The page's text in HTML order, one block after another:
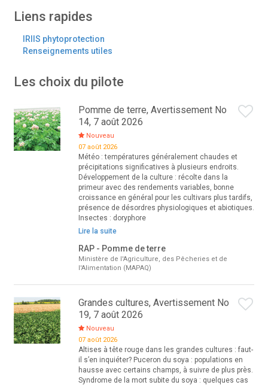
Liens rapides
IRIIS phytoprotection
Renseignements utiles
Les choix du pilote
Pomme de terre, Avertissement No
14, 7 août 2026
Nouveau
07 août 2026
Météo : températures généralement chaudes et
précipitations significatives à plusieurs endroits.
Développement de la culture : récolte dans la
primeur avec des rendements variables, bonne
croissance en général pour les cultivars plus tardifs,
présence de désordres physiologiques et abiotiques.
Insectes : doryphore
Lire la suite
RAP - Pomme de terre
Ministère de l'Agriculture, des Pêcheries et de
l'Alimentation (MAPAQ)
Grandes cultures, Avertissement No
19, 7 août 2026
Nouveau
07 août 2026
Altises à tête rouge dans les grandes cultures : faut-
il s’en inquiéter? Puceron du soya : populations en
hausse avec certains champs, à suivre de plus près.
Syndrome de la mort subite du soya : quelques cas